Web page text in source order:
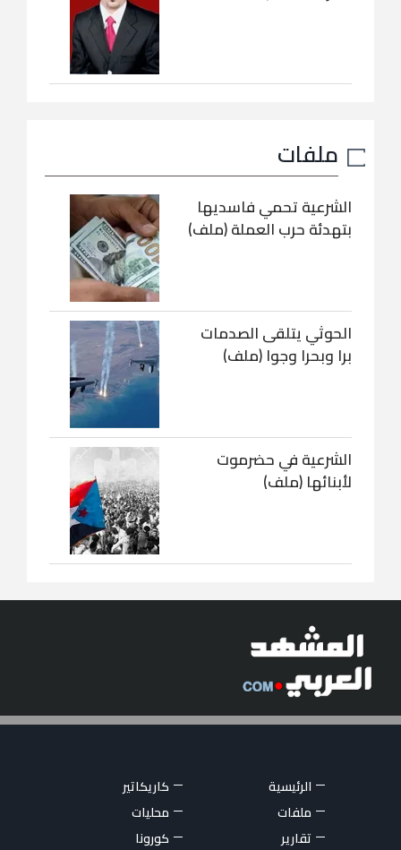
ملفات
الشرعية تحمي فاسديها
بتهدئة حرب العملة (ملف)
الحوثي يتلقى الصدمات
برا وبحرا وجوا (ملف)
الشرعية في حضرموت
لأبنائها (ملف)
الرئيسية
كاريكاتير
ملفات
محليات
تقارير
كورونا